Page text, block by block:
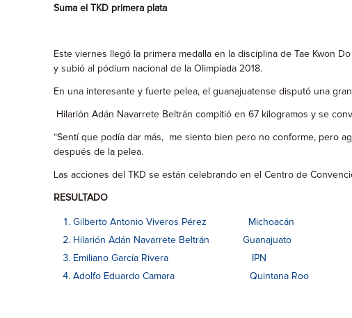
Suma el TKD primera plata
Este viernes llegó la primera medalla en la disciplina de Tae Kwon
y subió al pódium nacional de la Olimpiada 2018.
En una interesante y fuerte pelea, el guanajuatense disputó una
Hilarión Adán Navarrete Beltrán compitió en 67 kilogramos y se
“Sentí que podía dar más, me siento bien pero no conforme, pero
después de la pelea.
Las acciones del TKD se están celebrando en el Centro de
RESULTADO
Gilberto Antonio Viveros Pérez Michoacán
Hilarión Adán Navarrete Beltrán Guanajuato
Emiliano García Rivera IPN
Adolfo Eduardo Camara Quintana Roo